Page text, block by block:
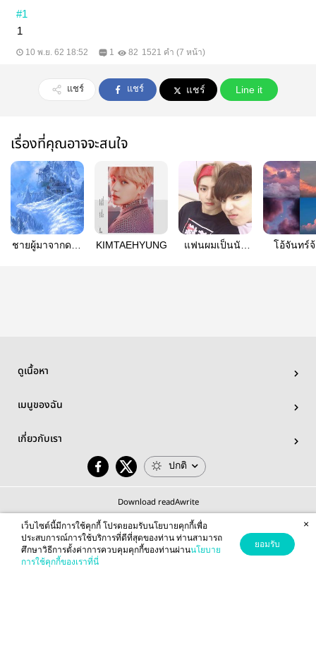
#1
1
10 พ.ย. 62 18:52 1 82 1521 คำ (7 หน้า)
แชร์ แชร์ แชร์ Line it
เรื่องที่คุณอาจจะสนใจ
ชายผู้มาจากดาว
KIMTAEHYUNG
แฟนผมเป็นนัก
โอ้จันทร์
ดูเนื้อหา
เมนูของฉัน
เกี่ยวกับเรา
ปกติ
Download readAwrite
© 2026 readAwrite.com by MEB Corporation Public Company Limited
This site is protected by reCAPTCHA and the Google
เว็บไซต์นี้มีการใช้คุกกี้ โปรดยอมรับนโยบายคุกกี้เพื่อ
ประสบการณ์การใช้บริการที่ดีที่สุดของท่าน ท่านสามารถ
ศึกษาวิธีการตั้งค่าการควบคุมคุกกี้ของท่านผ่านนโยบาย
การใช้คุกกี้ของเราที่นี่
ยอมรับ
×